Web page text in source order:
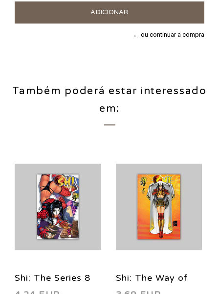
← ou continuar a compra
Também poderá estar interessado
em:
Shi: The Series 8
Shi: The Way of